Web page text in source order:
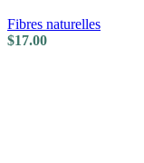
Fibres naturelles
$17.00